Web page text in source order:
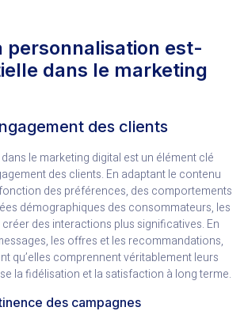
personnalisation est-
dans le marketing
des clients
le marketing digital est un élément clé
des clients. En adaptant le contenu
des préférences, des comportements
démographiques des consommateurs, les
des interactions plus significatives. En
les offres et les recommandations,
qu’elles comprennent véritablement leurs
la fidélisation et la satisfaction à long terme.
des campagnes